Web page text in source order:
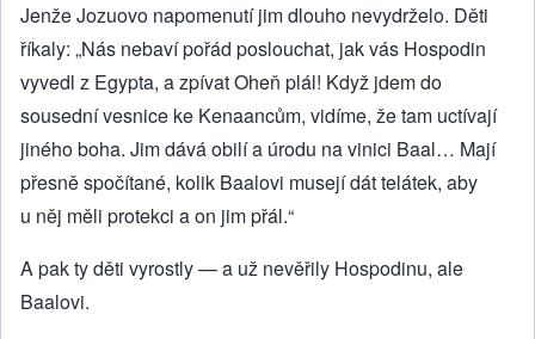
Jenže Jozuovo napomenutí jim dlouho nevydrželo. Děti
říkaly: „Nás nebaví pořád poslouchat, jak vás Hospodin
vyvedl z Egypta, a zpívat Oheň plál! Když jdem do
sousední vesnice ke Kenaancům, vidíme, že tam uctívají
jiného boha. Jim dává obilí a úrodu na vinici Baal… Mají
přesně spočítané, kolik Baalovi musejí dát telátek, aby
u něj měli protekci a on jim přál.“
A pak ty děti vyrostly — a už nevěřily Hospodinu, ale
Baalovi.